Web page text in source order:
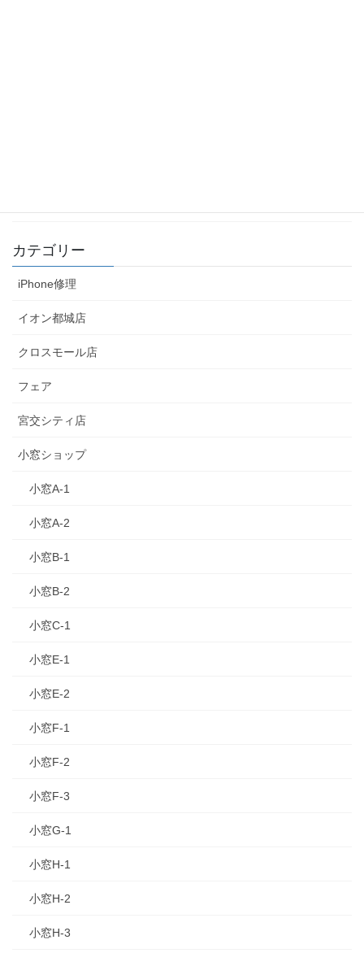
カテゴリー
iPhone修理
イオン都城店
クロスモール店
フェア
宮交シティ店
小窓ショップ
小窓A-1
小窓A-2
小窓B-1
小窓B-2
小窓C-1
小窓E-1
小窓E-2
小窓F-1
小窓F-2
小窓F-3
小窓G-1
小窓H-1
小窓H-2
小窓H-3